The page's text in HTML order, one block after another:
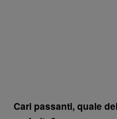
Cari passanti, quale